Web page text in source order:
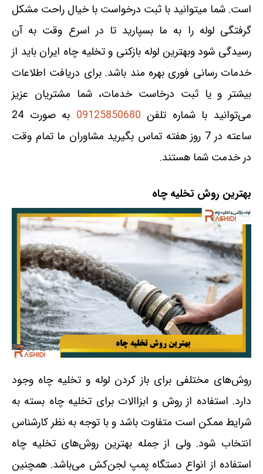
است. شما میتوانید با ثبت درخواست با خیال راحت مشکل
گرفتگی لوله را به ما بسپارید تا در اسرع وقت به آن
رسیدگی شود وبهترین لوله بازکنی و تخلیه چاه ایران باید از
خدمات رسانی فوری بهره مند باشد. برای دریافت اطلاعات
بیشتر و یا ثبت درخاست خدمات، شما مشتریان عزیز
می‌توانید با شماره تلفن 09125850680
به صورت 24
ساعته در 7 روز هفته تماس بگیرید مشاوران ما تمام وقت
در خدمت شما هستند.
بهترین روش تخلیه چاه
روش‌های مختلفی برای باز کردن لوله و تخلیه چاه وجود
دارد. استفاده از روش و ابزاالات برای تخلیه چاه بسته به
شرایط ممکن است متفاوت باشد و با توجه به نظر کارشناس
انتخاب شود. ولی از جمله بهترین روش‌های تخلیه چاه
استفاده از انواع دستگاه پمپ لجن‌کش می‌باشد. همچنین